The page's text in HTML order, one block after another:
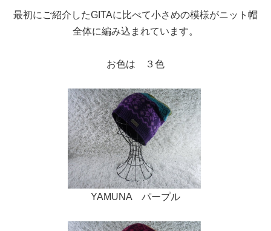
最初にご紹介したGITAに比べて小さめの模様がニット帽
全体に編み込まれています。
お色は ３色
YAMUNA パープル